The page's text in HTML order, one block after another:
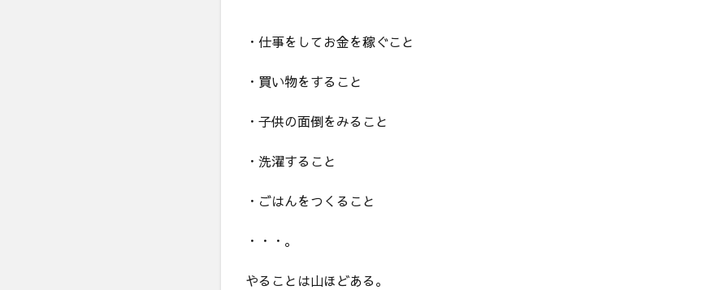
・仕事をしてお金を稼ぐこと
・買い物をすること
・子供の面倒をみること
・洗濯すること
・ごはんをつくること
・・・。
やることは山ほどある。